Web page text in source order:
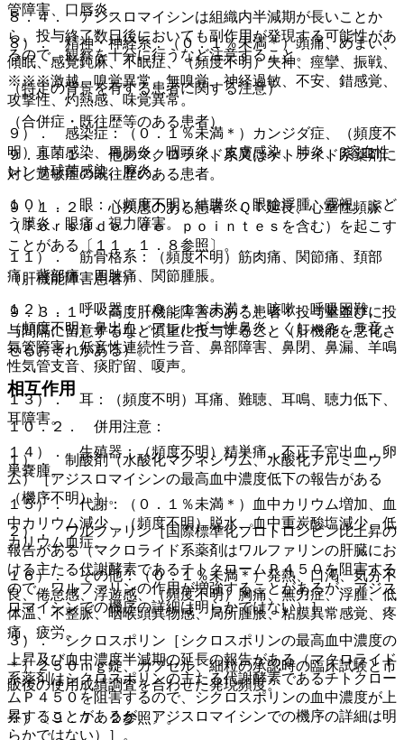
８．４． アジスロマイシンは組織内半減期が長いことか
ら、投与終了数日後においても副作用が発現する可能性があ
るので、観察を十分に行うなど注意すること。
（特定の背景を有する患者に関する注意）
（合併症・既往歴等のある患者）
９．１．１． 他のマクロライド系又はケトライド系薬剤に
対し過敏症の既往歴のある患者。
９．１．２． 心疾患のある患者：ＱＴ延長、心室性頻脈
（Ｔｏｒｓａｄｅ ｄｅ ｐｏｉｎｔｅｓを含む）を起こす
ことがある〔１１．１．８参照〕。
（肝機能障害患者）
９．３．１． 高度肝機能障害のある患者：投与量並びに投
与間隔に留意するなど慎重に投与すること（肝機能を悪化さ
せるおそれがある）。
相互作用
１０．２． 併用注意：
１）． 制酸剤（水酸化マグネシウム、水酸化アルミニウ
ム）［アジスロマイシンの最高血中濃度低下の報告がある
（機序不明）］。
２）． ワルファリン［国際標準化プロトロンビン比上昇の
報告がある（マクロライド系薬剤はワルファリンの肝臓にお
ける主たる代謝酵素であるチトクロームＰ４５０を阻害する
ので、ワルファリンの作用が増強することがあるが、アジス
ロマイシンでの機序の詳細は明らかではない）］。
３）． シクロスポリン［シクロスポリンの最高血中濃度の
上昇及び血中濃度半減期の延長の報告がある（マクロライド
系薬剤はシクロスポリンの主たる代謝酵素であるチトクロー
ムＰ４５０を阻害するので、シクロスポリンの血中濃度が上
昇することがあるが、アジスロマイシンでの機序の詳細は明
らかではない）］。
管障害、口唇炎。
８）． 精神・神経系：（０．１％未満＊）頭痛、めまい、
傾眠、感覚鈍麻、不眠症、（頻度不明）失神、痙攣、振戦、
※※※激越、嗅覚異常、無嗅覚、神経過敏、不安、錯感覚、
攻撃性、灼熱感、味覚異常。
９）． 感染症：（０．１％未満＊）カンジダ症、（頻度不
明）真菌感染、胃腸炎、咽頭炎、皮膚感染、肺炎、β溶血性
レンサ球菌感染、膣炎。
１０）． 眼：（頻度不明）結膜炎、眼瞼浮腫、霧視、ぶど
う膜炎、眼痛、視力障害。
１１）． 筋骨格系：（頻度不明）筋肉痛、関節痛、頚部
痛、背部痛、四肢痛、関節腫脹。
１２）． 呼吸器：（０．１％未満＊）咳嗽、呼吸困難、
（頻度不明）鼻出血、アレルギー性鼻炎、くしゃみ、ラ音、
気管障害、低音性連続性ラ音、鼻部障害、鼻閉、鼻漏、羊鳴
性気管支音、痰貯留、嗄声。
１３）． 耳：（頻度不明）耳痛、難聴、耳鳴、聴力低下、
耳障害。
１４）． 生殖器：（頻度不明）精巣痛、不正子宮出血、卵
巣嚢腫。
１５）． 代謝：（０．１％未満＊）血中カリウム増加、血
中カリウム減少、（頻度不明）脱水、血中重炭酸塩減少、低
カリウム血症。
１６）． その他：（０．１％未満＊）発熱、口渇、気分不
良、倦怠感、浮遊感、（頻度不明）胸痛、無力症、浮腫、低
体温、不整脈、咽喉頭異物感、局所腫脹、粘膜異常感覚、疼
痛、疲労。
＊）２５０ｍｇ錠、カプセル、細粒の承認時の臨床試験と市
販後の使用成績調査を合わせた発現頻度。
※）〔９．７．２参照〕。